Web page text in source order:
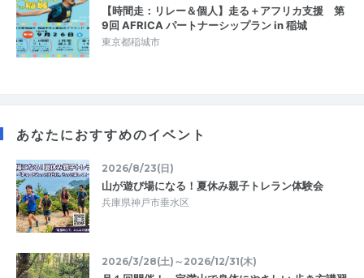
【時間走：リレー＆個人】走る＋アフリカ支援 第
9回 AFRICA パートナーシップラン in 稲城
東京都稲城市
あなたにおすすめのイベント
2026/8/23(日)
山が遊び場になる！夏休み親子トレラン体験会
兵庫県神戸市垂水区
2026/3/28(土)～2026/12/31(木)